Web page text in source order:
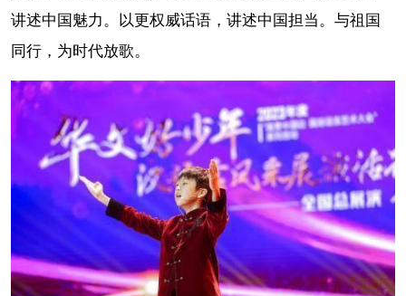
讲述中国魅力。以更权威话语，讲述中国担当。与祖国
同行，为时代放歌。